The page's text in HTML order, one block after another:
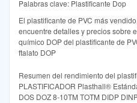
Palabras clave: Plastificante Dop
El plastificante de PVC más
encuentre detalles y precios sobre
químico DOP del plastificante de
ftalato DOP
Resumen del rendimiento del
PLASTIFICADOR Plasthall®
DOS DOZ 8-10TM TOTM DIDP